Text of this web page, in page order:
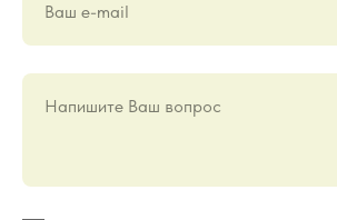
Ваш е-mail
Напишите Ваш вопрос